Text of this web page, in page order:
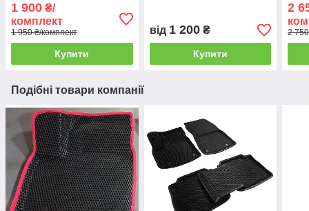
1 900 ₴/
комплект
1 950 ₴/комплект
Купити
від 1 200₴
Купити
2
2
Подібні товари компанії